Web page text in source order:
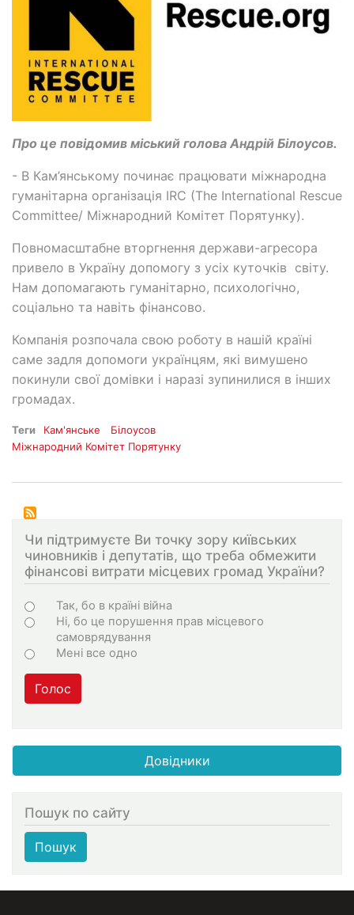
Про це повідомив міський голова Андрій Білоусов.
- В Кам’янському починає працювати міжнародна
гуманітарна організація IRC (The International Rescue
Committee/ Міжнародний Комітет Порятунку).
Повномасштабне вторгнення держави-агресора
привело в Україну допомогу з усіх куточків світу.
Нам допомагають гуманітарно, психологічно,
соціально та навіть фінансово.
Компанія розпочала свою роботу в нашій країні
саме задля допомоги українцям, які вимушено
покинули свої домівки і наразі зупинилися в інших
громадах.
Теги Кам'янське
Білоусов
Міжнародний Комітет Порятунку
Чи підтримуєте Ви точку зору київських
чиновників і депутатів, що треба обмежити
фінансові витрати місцевих громад України?
Choices
Так, бо в країні війна
Ні, бо це порушення прав місцевого
самоврядування
Мені все одно
Голос
Довідники
Пошук по сайту
Пошук